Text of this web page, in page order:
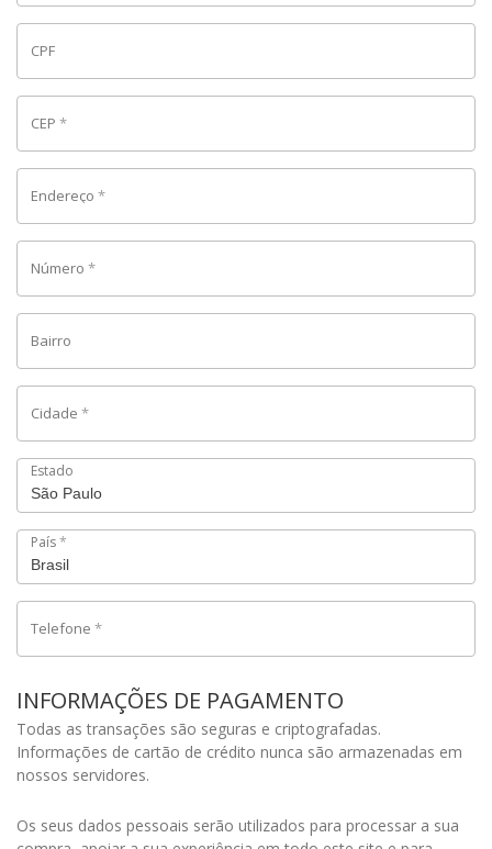
CPF
CEP *
Endereço *
Número *
Bairro
Cidade *
Estado
País*
Telefone *
INFORMAÇÕES DE PAGAMENTO
Todas as transações são seguras e criptografadas.
Informações de cartão de crédito nunca são armazenadas em
nossos servidores.
Os seus dados pessoais serão utilizados para processar a sua